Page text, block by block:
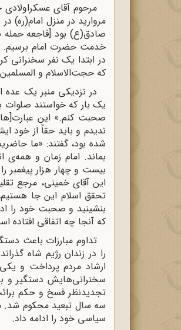
مرحوم آقای
صادق(ع) بود [فاجعه حمله
خدمت حضرت امام برسیم.
در ابتدا یک نفر سخنرانی
که حجت‌الاسلام و
در نزدیکی منبر یک
یک بار که خواستند صلوات
صحبت کنم.» این
ندیدم و باید حقاً از خود
شده بود، گفتند: «ما
بماند. امام زمان و همه‌ی
بیست و چهار هزار پیغمبر
این آقای خمینی، مرجع
تحقق اسلام این جا
بنشینید و صحبت خود را
که آنجا چه اتفاقی افتاده
سیاسی خود را ادامه داد.